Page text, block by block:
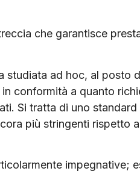
che garantisce
studiata ad hoc, al posto
conformità a quanto
Si tratta di uno
più stringenti rispetto
impegnative;